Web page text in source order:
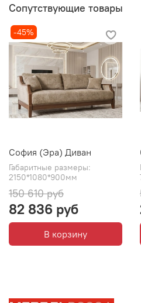
Наполнение сиденья,
высокоэластичный
Пружинный блок: Змейка
Нагрузка на одно
Нагрузка на одно спальное
Механизм трансформации:
Декоративные накладки и
Ткань: Бостон 03 Шенилл
Подушки: 2 декоративные
декоративной подушке на
Сопутствующие товары
-45%
София (Эра) Диван
Габаритные размеры:
2150*1080*900мм
150 610 руб
82 836 руб
В корзину